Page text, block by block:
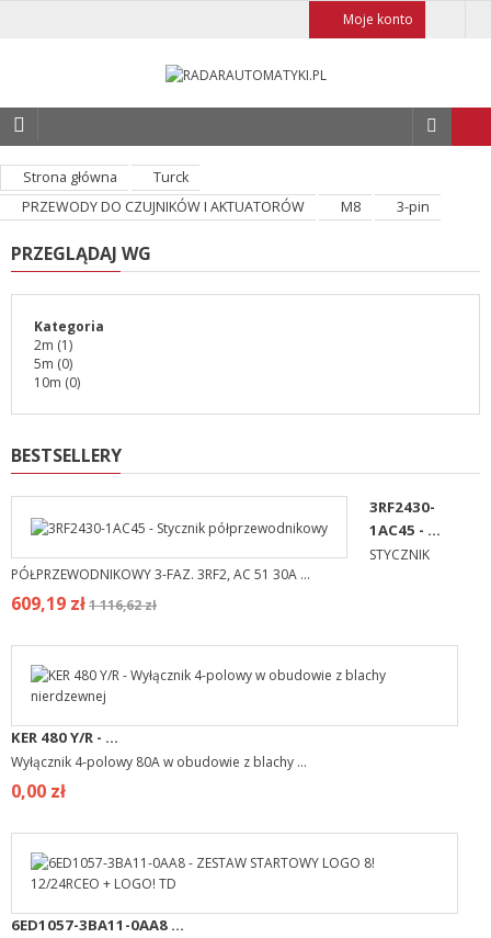
Moje konto
Strona główna
Turck
PRZEWODY DO CZUJNIKÓW I AKTUATORÓW
M8 3-pin
PRZEGLĄDAJ WG
Kategoria
2m (1)
5m (0)
10m (0)
BESTSELLERY
3RF2430-
1AC45 - ...
STYCZNIK
PÓŁPRZEWODNIKOWY 3-FAZ. 3RF2, AC 51 30A ...
609,19 zł1 116,62 zł
KER 480 Y/R - ...
Wyłącznik 4-polowy 80A w obudowie z blachy ...
0,00 zł
6ED1057-3BA11-0AA8 ...